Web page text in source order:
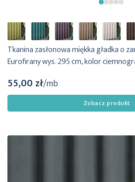
Tkanina zasłonowa miękka gładka o
Eurofirany wys. 295 cm, kolor
55,00 zł/mb
Zobacz produkt